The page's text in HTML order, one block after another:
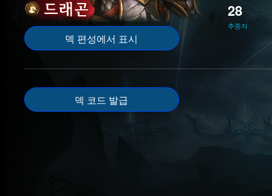
덱 편성에서 표시
28
추종자
덱 코드 발급